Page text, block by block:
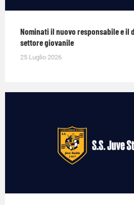
Nominati il nuovo responsabile e il
settore giovanile
25 Luglio 2026